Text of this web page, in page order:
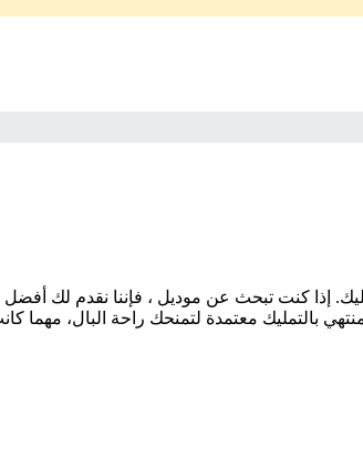
بالتمليك معتمدة لتمنحك راحة البال، مهما